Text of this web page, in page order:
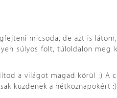
micsoda, de azt is
súlyos folt, túloldalon meg
a világot magad körül :) A
küzdenek a hétköznapokért :)